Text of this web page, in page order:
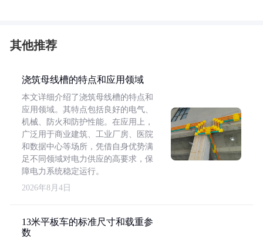
其他推荐
浇筑母线槽的特点和应用领域
本文详细介绍了浇筑母线槽的特点和
应用领域。其特点包括良好的电气、
机械、防火和防护性能。在应用上，
广泛用于商业建筑、工业厂房、医院
和数据中心等场所，凭借自身优势满
足不同领域对电力供应的高要求，保
障电力系统稳定运行。
2026年8月4日
13米平板车的标准尺寸和载重参
数